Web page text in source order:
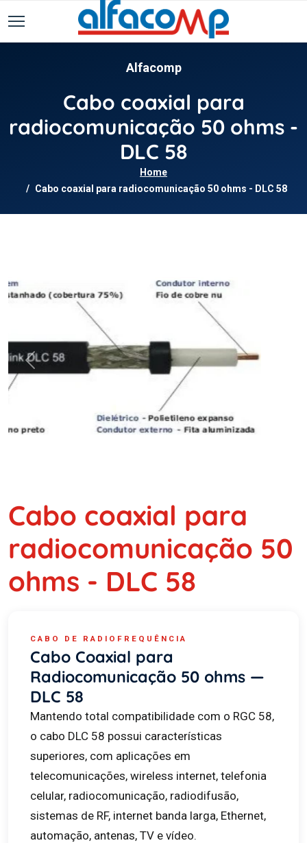
Alfacomp
Cabo coaxial para
radiocomunicação 50 ohms -
DLC 58
Home
Cabo coaxial para radiocomunicação 50 ohms - DLC 58
Previous
Cabo coaxial para
radiocomunicação 50
ohms - DLC 58
CABO DE RADIOFREQUÊNCIA
Cabo Coaxial para
Radiocomunicação 50 ohms —
DLC 58
Mantendo total compatibilidade com o RGC 58,
o cabo DLC 58 possui características
superiores, com aplicações em
telecomunicações, wireless internet, telefonia
celular, radiocomunicação, radiodifusão,
sistemas de RF, internet banda larga, Ethernet,
automação, antenas, TV e vídeo.